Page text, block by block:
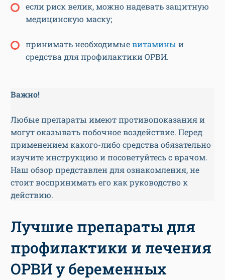
если риск велик, можно надевать защитную
медицинскую маску;
принимать необходимыевитамины и
средства для профилактики ОРВИ.
Важно!
Любые препараты имеют противопоказания и
могут оказывать побочное воздействие. Перед
применением какого-либо средства обязательно
изучите инструкцию и посоветуйтесь с врачом.
Наш обзор представлен для ознакомления, не
стоит воспринимать его как руководство к
действию.
Лучшие препараты для
профилактики и лечения
ОРВИ у беременных